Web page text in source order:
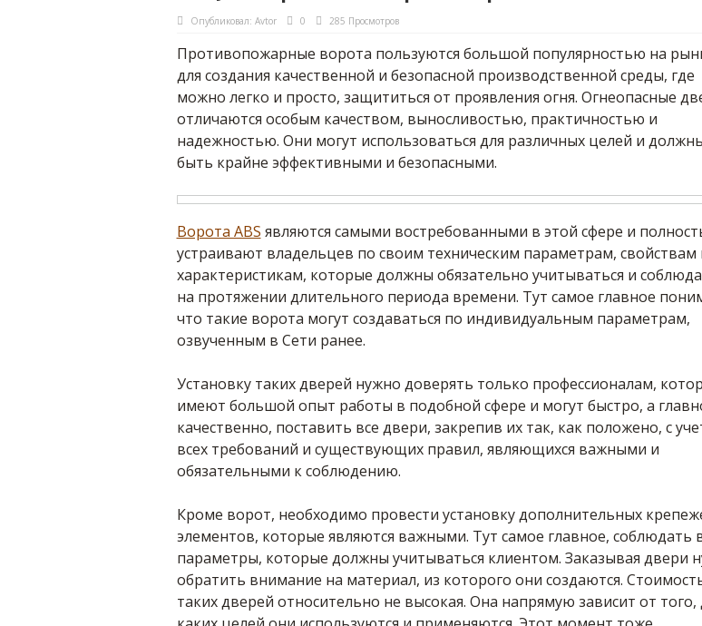
Опубликовал: Avtor 0 285 Просмотров
Противопожарные ворота пользуются большой популярностью на
для создания качественной и безопасной производственной среды, где
можно легко и просто, защититься от проявления огня. Огнеопасные
отличаются особым качеством, выносливостью, практичностью и
надежностью. Они могут использоваться для различных целей и
быть крайне эффективными и безопасными.
Ворота ABS являются самыми востребованными в этой сфере и
устраивают владельцев по своим техническим параметрам, свойствам
характеристикам, которые должны обязательно учитываться и
на протяжении длительного периода времени. Тут самое главное
что такие ворота могут создаваться по индивидуальным параметрам,
озвученным в Сети ранее.
Установку таких дверей нужно доверять только профессионалам,
имеют большой опыт работы в подобной сфере и могут быстро, а
качественно, поставить все двери, закрепив их так, как положено, с
всех требований и существующих правил, являющихся важными и
обязательными к соблюдению.
Кроме ворот, необходимо провести установку дополнительных
элементов, которые являются важными. Тут самое главное, соблюдать
параметры, которые должны учитываться клиентом. Заказывая двери
обратить внимание на материал, из которого они создаются.
таких дверей относительно не высокая. Она напрямую зависит от того,